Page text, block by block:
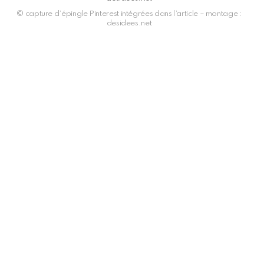
© capture d’épingle Pinterest intégrées dans l’article – montage :
desidees.net